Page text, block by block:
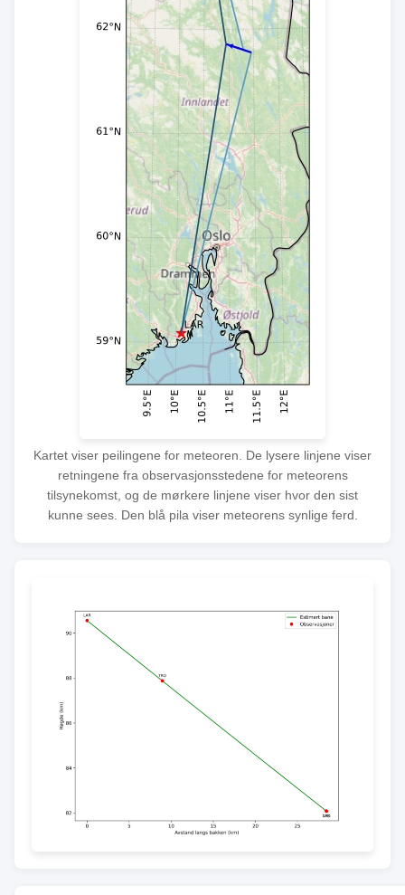
Kartet viser peilingene for meteoren. De lysere linjene viser
retningene fra observasjonsstedene for meteorens
tilsynekomst, og de mørkere linjene viser hvor den sist
kunne sees. Den blå pila viser meteorens synlige ferd.